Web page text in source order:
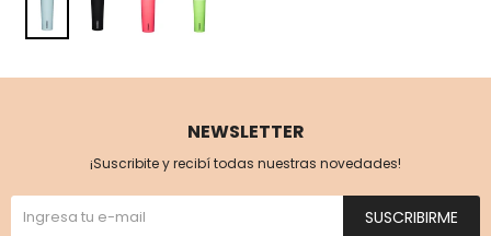
NEWSLETTER
¡Suscribite y recibí todas nuestras novedades!
SUSCRIBIRME